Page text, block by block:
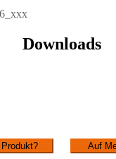
Downloads
Auf